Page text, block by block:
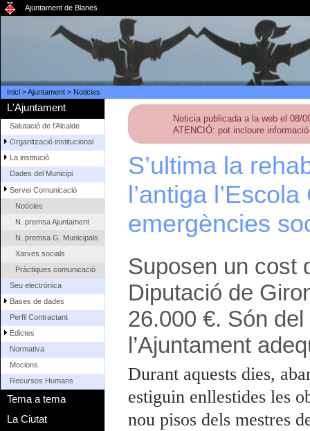
Ajuntament de Blanes
Inici>Ajuntament> Noticies
L'Ajuntament
Salutació de l'Alcalde
Organització institucional
La institució
Dades del Municipi
Servei Comunicació
Notícies
N. premsa Ajuntament
N. premsa G. Municipals
Xarxes socials
Pràctiques comunicació
Seu electrònica
Bases de dades
Perfil Contractant
Edictes
Normativa
Mocions
Recursos Humans
Tema a tema
La Ciutat
Noticia publicada a la web el 08/
ATENCIÓ: pot incloure
S’ultima la
l’antiga
emergències
Suposen un cost
Diputació de
26.000 €. Són
l’Ajuntament
Durant aquests dies,
estiguin enllestides les
nou pisos dels mestres